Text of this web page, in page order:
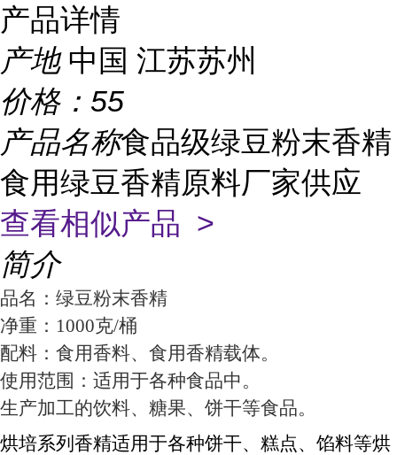
产品详情
产地 中国 江苏苏州
价格： 55
产品名称食品级绿豆粉末香精
食用绿豆香精原料厂家供应
查看相似产品 >
简介
品名：绿豆粉末香精
净重：1000克/桶
配料：食用香料、食用香精载体。
使用范围：适用于各种食品中。
生产加工的饮料、糖果、饼干等食品。
烘培系列香精适用于各种饼干、糕点、馅料等烘